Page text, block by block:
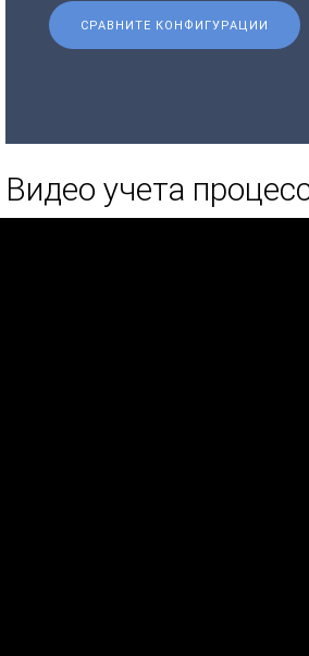
СРАВНИТЕ КОНФИГУРАЦИИ
Видео учета